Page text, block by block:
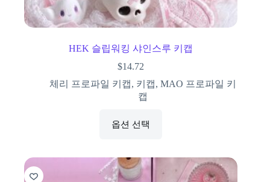
HEK 슬립워킹 샤인스루 키캡
$14.72
체리 프로파일 키캡, 키캡,MAO 프로파일 키
캡
옵션 선택